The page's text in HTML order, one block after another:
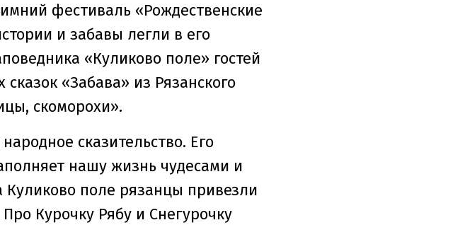
фестиваль «Рождественские
и забавы легли в его
«Куликово поле» гостей
«Забава» из Рязанского
скоморохи».
сказительство. Его
нашу жизнь чудесами и
Куликово поле рязанцы привезли
Курочку Рябу и Снегурочку